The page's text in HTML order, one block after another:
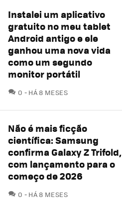
Instalei um aplicativo
gratuito no meu tablet
Android antigo e ele
ganhou uma nova vida
como um segundo
monitor portátil
0 COMENTÁRIOS
HÁ 8 MESES
Não é mais ficção
científica: Samsung
confirma Galaxy Z Trifold,
com lançamento para o
começo de 2026
0 COMENTÁRIOS
HÁ 8 MESES